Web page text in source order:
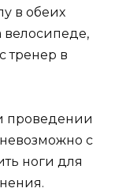
в обеих
велосипеде,
тренер в
проведении
с
ноги для